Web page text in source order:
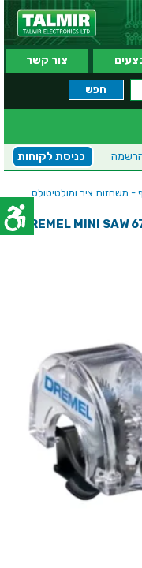
צור קשר
כניסת לקוחות
- משחזות ציר ומולטיטולס